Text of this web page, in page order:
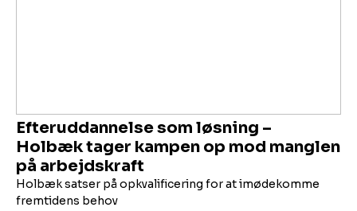
Efteruddannelse som løsning –
Holbæk tager kampen op mod manglen
på arbejdskraft
Holbæk satser på opkvalificering for at imødekomme
fremtidens behov